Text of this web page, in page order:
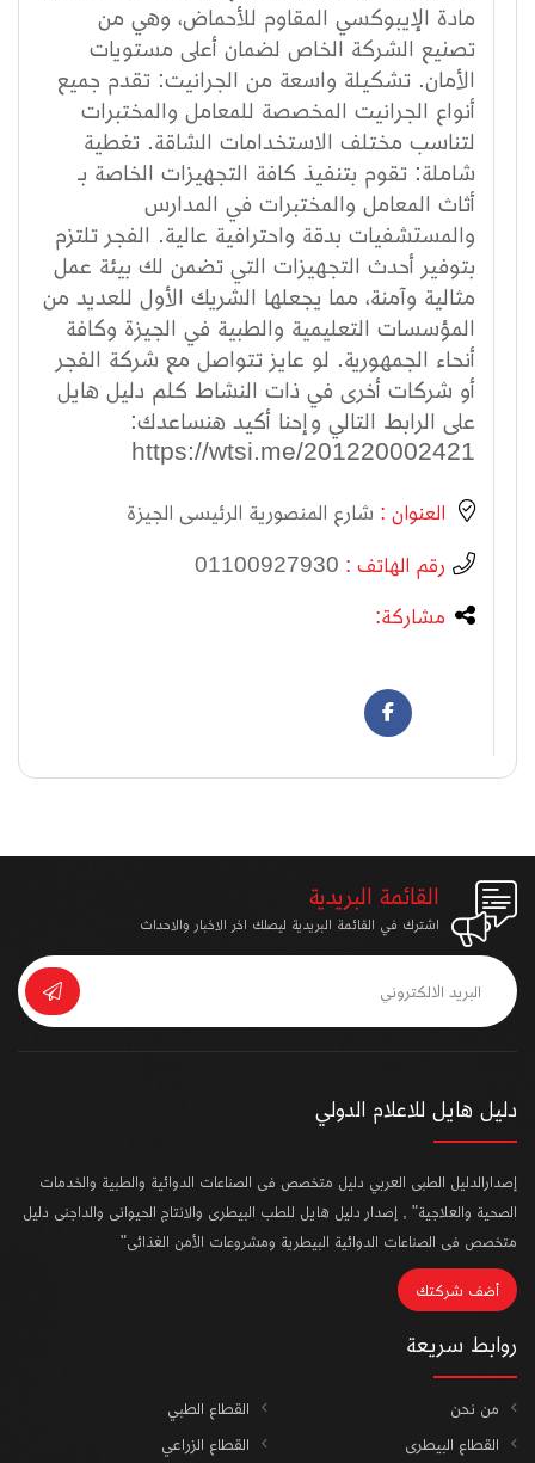
مادة الإيبوكسي المقاوم للأحماض، وهي من
تصنيع الشركة الخاص لضمان أعلى مستويات
الأمان. تشكيلة واسعة من الجرانيت: تقدم جميع
أنواع الجرانيت المخصصة للمعامل والمختبرات
لتناسب مختلف الاستخدامات الشاقة. تغطية
شاملة: تقوم بتنفيذ كافة التجهيزات الخاصة بـ
أثاث المعامل والمختبرات في المدارس
والمستشفيات بدقة واحترافية عالية. الفجر تلتزم
بتوفير أحدث التجهيزات التي تضمن لك بيئة عمل
مثالية وآمنة، مما يجعلها الشريك الأول للعديد من
المؤسسات التعليمية والطبية في الجيزة وكافة
أنحاء الجمهورية. لو عايز تتواصل مع شركة الفجر
أو شركات أخرى في ذات النشاط كلم دليل هايل
على الرابط التالي وإحنا أكيد هنساعدك:
https://wtsi.me/201220002421
العنوان : شارع المنصورية الرئيسى الجيزة
رقم الهاتف : 01100927930
مشاركة:
القائمة البريدية
اشترك في القائمة البريدية ليصلك اخر الاخبار والاحداث
دليل هايل للاعلام الدولي
إصدارالدليل الطبى العربي دليل متخصص فى الصناعات الدوائية والطبية والخدمات
الصحية والعلاجية" , إصدار دليل هايل للطب البيطرى والانتاج الحيوانى والداجنى دليل
متخصص فى الصناعات الدوائية البيطرية ومشروعات الأمن الغذائى"
أضف شركتك
روابط سريعة
من نحن
القطاع الطبي
القطاع البيطرى
القطاع الزراعي